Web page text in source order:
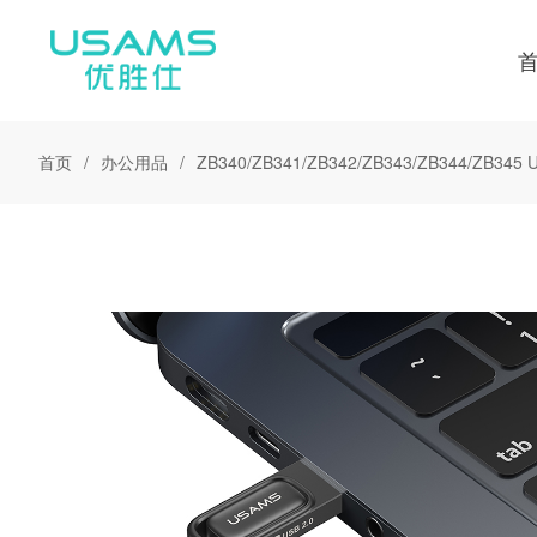
首页 办公用品 ZB340/ZB341/ZB342/ZB343/ZB344/ZB345